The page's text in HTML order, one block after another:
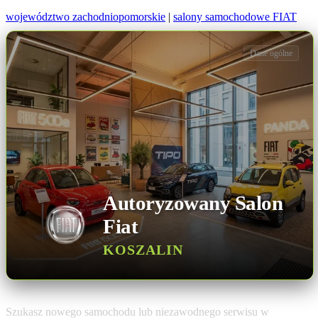
województwo zachodniopomorskie | salony samochodowe FIAT
Autoryzowany Salon
Fiat
KOSZALIN
Dane ogólne
Szukasz nowego samochodu lub niezawodnego serwisu w